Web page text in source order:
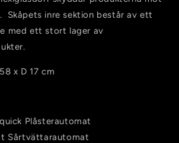
Skåpets inre sektion består av ett
med ett stort lager av
x D 17 cm
Plåsterautomat
Sårtvättarautomat